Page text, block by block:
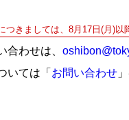
きましては、8月17日(月)以
わせは、
いては「 お問い合わせ